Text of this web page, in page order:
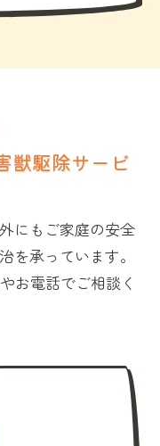
獣駆除サービ
にもご家庭の安全
を承っています。
お電話でご相談く